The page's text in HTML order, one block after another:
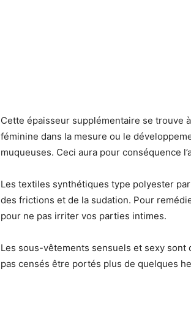
Cette épaisseur supplémentaire se trouve
féminine dans la mesure ou le
muqueuses. Ceci aura pour conséquence
Les textiles synthétiques type polyester
des frictions et de la sudation. Pour
pour ne pas irriter vos parties intimes.
Les sous-vêtements sensuels et sexy
pas censés être portés plus de quelques